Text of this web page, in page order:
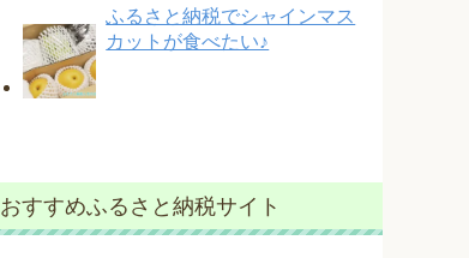
ふるさと納税でシャインマス
カットが食べたい♪
おすすめふるさと納税サイト